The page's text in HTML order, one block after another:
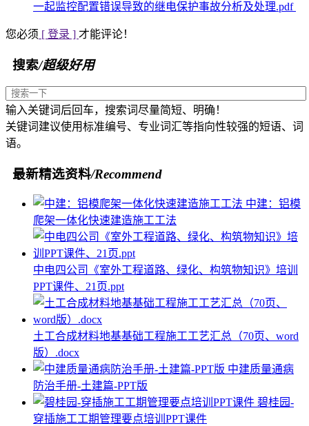
一起监控配置错误导致的继电保护事故分析及处理.pdf
您必须 [ 登录 ] 才能评论！
搜索/超级好用
输入关键词后回车，搜索词尽量简短、明确！
关键词建议使用标准编号、专业词汇等指向性较强的短语、词
语。
最新精选资料/Recommend
中建：铝模
爬架一体化快速建造施工工法
中电四公司《室外工程道路、绿化、构筑物知识》培训
PPT课件、21页.ppt
土工合成材料地基基础工程施工工艺汇总（70页、word
版）.docx
中建质量通病
防治手册-土建篇-PPT版
碧桂园-
穿插施工工期管理要点培训PPT课件